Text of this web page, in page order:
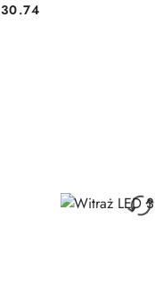
Cena:
30.74